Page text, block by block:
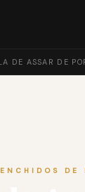
DE ASSAR DE
DE